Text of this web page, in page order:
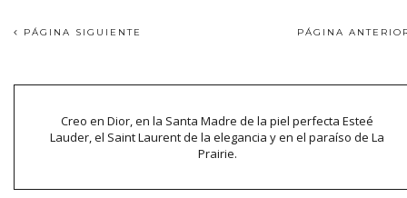
PÁGINA SIGUIENTE PÁGINA
Creo en Dior, en la Santa Madre de la piel perfecta Esteé
Lauder, el Saint Laurent de la elegancia y en el paraíso de La
Prairie.